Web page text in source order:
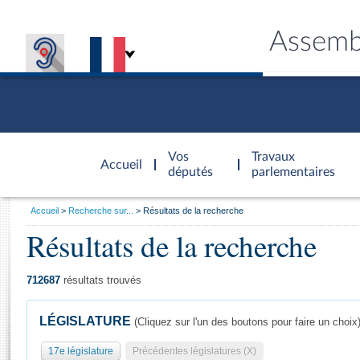
Accueil
d'accueil
Vos
députés
Travaux
parlementaires
Général
Vous
Accueil Recherche sur... Résultats de la recherche
Résultats de la recherche
712687 résultats trouvés
LÉGISLATURE (Cliquez sur l'un des boutons pour faire un choix)
17e législature Précédentes législatures (X)